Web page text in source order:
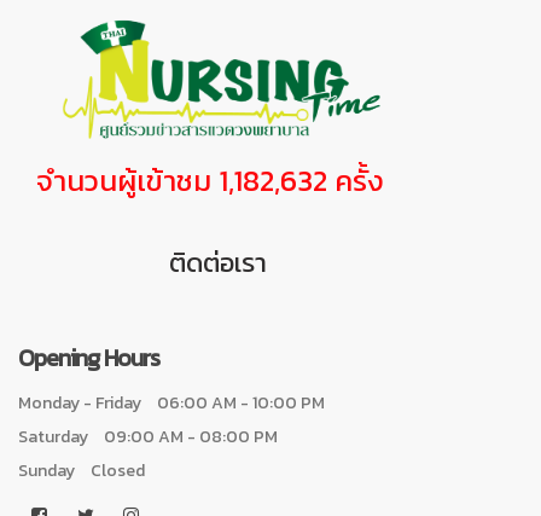
จำนวนผู้เข้าชม 1,182,632 ครั้ง
ติดต่อเรา
Opening Hours
Monday - Friday
06:00 AM - 10:00 PM
Saturday
09:00 AM - 08:00 PM
Sunday
Closed